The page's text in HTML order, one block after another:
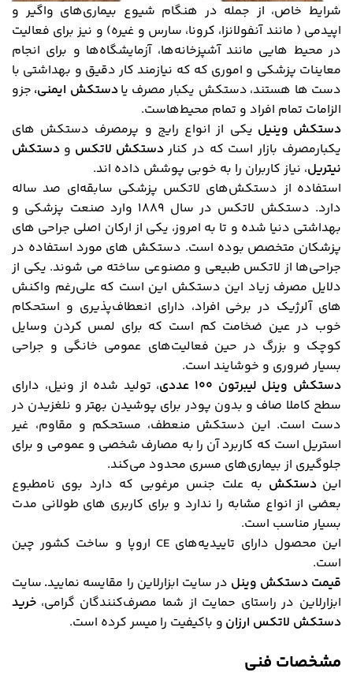
شرایط خاص، از جمله در هنگام شیوع بیماری‌های واگیر و
اپیدمی ( مانند آنفولانزا، کرونا، سارس و غیره) و نیز برای فعالیت
در محیط هایی مانند آشپزخانه‌ها، آزمایشگاه‌ها و برای انجام
معاینات پزشکی و اموری که که نیازمند کار دقیق و بهداشتی با
دست ها هستند، دستکش‌ یکبار مصرف یادستکش ایمنی، جزو
الزامات تمام افراد و تمام محیط‌هاست.
دستکش وینیل یکی از انواع رایج و پرمصرف دستکش های
یکبارمصرف بازار است که در کنار دستکش لاتکس و دستکش
نیتریل، نیاز کاربران را به خوبی پوشش داده اند.
استفاده از دستکش‌های لاتکس پزشکی سابقه‌ای صد ساله
دارد. دستکش لاتکس در سال ۱۸۸۹ وارد صنعت پزشکی و
بهداشتی دنیا شده و تا به امروز، یکی از ارکان اصلی جراحی های
پزشکان متخصص بوده است. دستکش های مورد استفاده در
جراحی‌ها از لاتکس طبیعی و مصنوعی ساخته می شوند. یکی از
دلایل مصرف زیاد این دستکش این است که علی‌رغم واکنش
های آلرژیک در برخی افراد، دارای انعطاف‌پذیری و استحکام
خوب در عین ضخامت کم است که برای لمس کردن وسایل
کوچک و بزرگ در حین فعالیت‌های عمومی خانگی و جراحی
بسیار ضروری و خوشایند است.
دستکش وینل لیبرتون ۱۰۰ عددی
، تولید شده از ونیل، دارای
سطح کاملا صاف و بدون پودر برای پوشیدن بهتر و نلغزیدن در
دست است. این دستکش منعطف، مستحکم و مقاوم، غیر
استریل است که کاربرد آن را به مصارف شخصی و عمومی و برای
جلوگیری از بیماری‌های مسری محدود می‌کند.
ایندستکش به علت جنس مرغوبی که دارد بوی نامطبوع
بعضی از انواع مشابه را ندارد و برای کاربری های طولانی مدت
بسیار مناسب است.
این محصول دارای تاییدیه‌های CE اروپا و ساخت کشور چین
است.
قیمت دستکش وینل در سایت ابزارلاین را مقایسه نمایید. سایت
ابزارلاین در راستای حمایت از شما مصرف‌کنندگان گرامی، خرید
دستکش لاتکس ارزان و باکیفیت را میسر کرده است.
مشخصات فنی